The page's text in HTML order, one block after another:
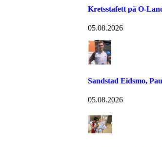
Kretsstafett på O-
05.08.2026
Sandstad Eidsmo,
05.08.2026